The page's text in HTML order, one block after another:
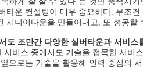
타운 컨설팅이 매우 중요하다. 무조
시니어타운을 만들어내고, 또 성공할
도 조만간 다양한 실버타운과 서비스
서비스 중에서도 기술을 접목한 서비
으로는 기술을 활용해 인력 중심의